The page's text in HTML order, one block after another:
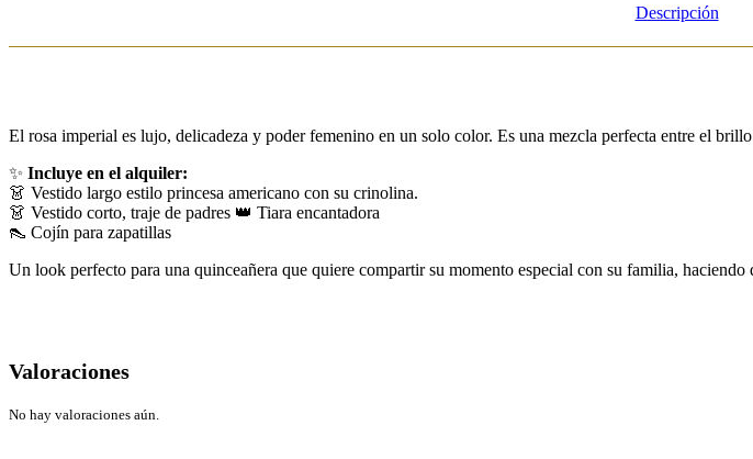
Descripción
El rosa imperial es lujo, delicadeza y poder femenino en un solo color. Es una mezcla perfecta entre el
✨ Incluye en el alquiler:
👗 Vestido largo estilo princesa americano con su crinolina.
👗 Vestido corto, traje de padres 👑 Tiara encantadora
👠 Cojín para zapatillas
Un look perfecto para una quinceañera que quiere compartir su momento especial con su familia,
Valoraciones
No hay valoraciones aún.